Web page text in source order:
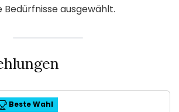
ausgewählt.
Beste Wahl